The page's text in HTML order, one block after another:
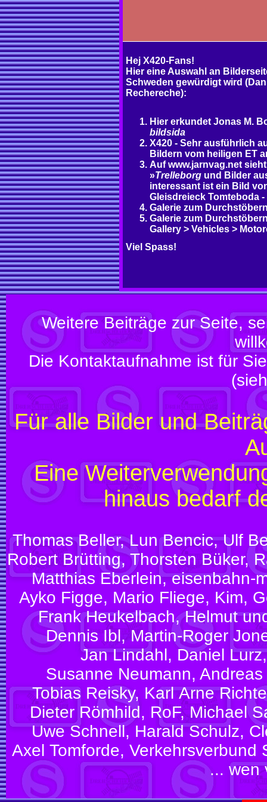
Hej X420-Fans!
Hier eine Auswahl an
Schweden gewürdigt wird
Rechereche):
Hier erkundet Jonas M.
bildsida
X420 - Sehr ausführlich
Bildern vom heiligen ET
Auf www.jarnvag.net
»Trelleborg und Bilder
interessant ist ein Bild
Gleisdreieck Tomteboda
Galerie zum
Galerie zum
Gallery > Vehicles >
Viel Spass!
Weitere Beiträge zur Seite,
Die Kontaktaufnahme ist für
Für alle Bilder und
Eine
hinaus bedarf
Thomas Beller, Lun Bencic, Ulf
Robert Brütting, Thorsten Büker,
Matthias Eberlein, eisenbahn-
Ayko Figge, Mario Fliege, Kim,
Frank Heukelbach, Helmut
Dennis Ibl, Martin-Roger
Jan Lindahl, Daniel
Susanne Neumann,
Tobias Reisky, Karl Arne
Dieter Römhild, RoF, Michael
Uwe Schnell, Harald Schulz,
Axel Tomforde,
... wen